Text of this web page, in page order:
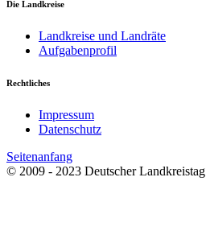
Die Landkreise
Landkreise und Landräte
Aufgabenprofil
Rechtliches
Impressum
Datenschutz
Seitenanfang
© 2009 - 2023 Deutscher Landkreistag